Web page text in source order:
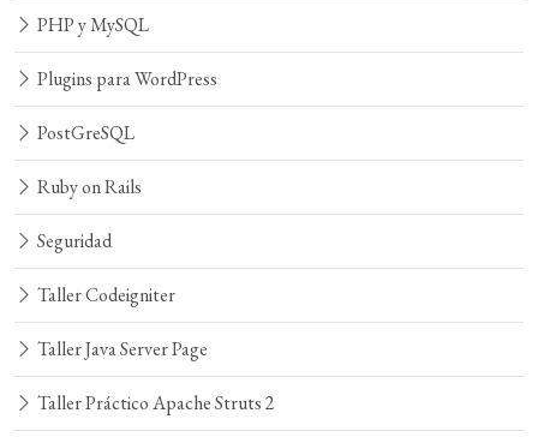
PHP y MySQL
Plugins para WordPress
PostGreSQL
Ruby on Rails
Seguridad
Taller Codeigniter
Taller Java Server Page
Taller Práctico Apache Struts 2